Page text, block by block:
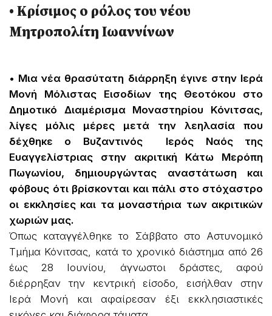
• Κρίσιμος ο ρόλος του νέου
Μητροπολίτη Ιωαννίνων
• Μια νέα θρασύτατη διάρρηξη έγινε στην Ιερά
Μονή Μόλιστας Εισοδίων της Θεοτόκου στο
Δημοτικό Διαμέρισμα Μοναστηρίου Κόνιτσας,
λίγες μόλις μέρες μετά την λεηλασία που
δέχθηκε ο Βυζαντινός Ιερός Ναός της
Ευαγγελίστριας στην ακριτική Κάτω Μερόπη
Πωγωνίου, δημιουργώντας αναστάτωση και
φόβους ότι βρίσκονται και πάλι στο στόχαστρο
οι εκκλησίες και τα μοναστήρια των ακριτικών
χωριών μας.
Όπως καταγγέλθηκε το Σάββατο στο Αστυνομικό
Τμήμα Κόνιτσας, κατά το χρονικό διάστημα από 26
έως 28 Ιουνίου, άγνωστοι δράστες, αφού
διέρρηξαν την κεντρική είσοδο, εισήλθαν στην
Ιερά Μονή και αφαίρεσαν έξι εκκλησιαστικές